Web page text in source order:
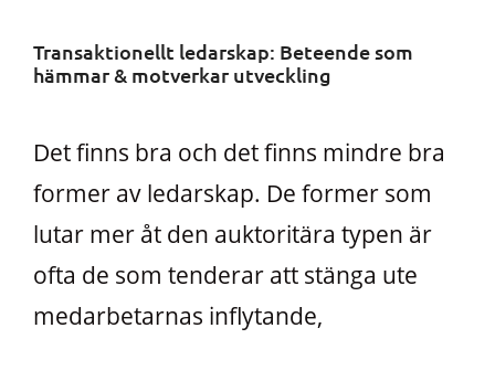
Transaktionellt ledarskap: Beteende som
hämmar & motverkar utveckling
Det finns bra och det finns mindre bra
former av ledarskap. De former som
lutar mer åt den auktoritära typen är
ofta de som tenderar att stänga ute
medarbetarnas inflytande,